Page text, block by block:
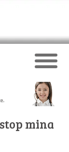
mina